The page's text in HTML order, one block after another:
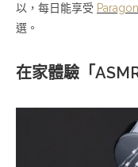
以，每日能享受
選。
在家體驗「